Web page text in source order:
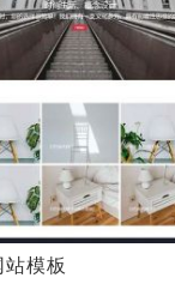
响应式多语言企业公司
章采集插件（支持多模
地图位置选取插件》
sitemaps站点地图》
Technoai科技人工智
件预览 》￥9.90
多语言白色主题通用
响应式科技通用模板
响应式多语言会计机构
模板